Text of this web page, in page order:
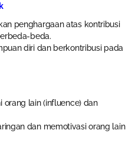
penghargaan atas kontribusi
beda.
diri dan berkontribusi pada
orang lain (influence) dan
dan memotivasi orang lain